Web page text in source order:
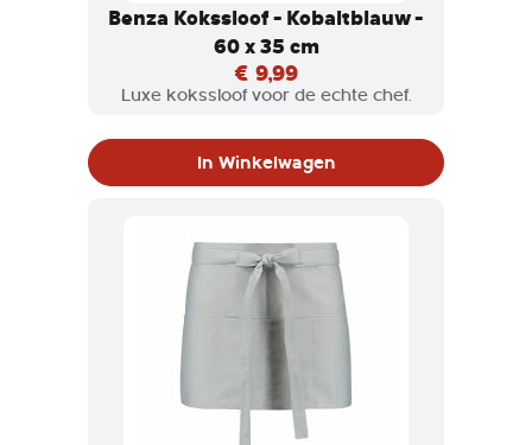
Benza Kokssloof - Kobaltblauw -
60 x 35 cm
€ 9,99
Luxe kokssloof voor de echte chef.
In Winkelwagen